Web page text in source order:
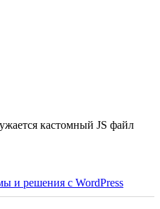
кастомный JS файл
и решения с WordPress